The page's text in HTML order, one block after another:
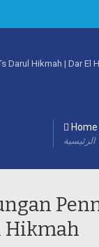
Home
الرئيسية
Hikmah